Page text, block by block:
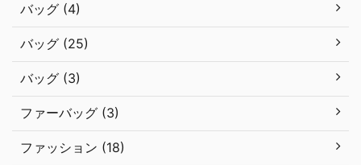
バッグ (4)
バッグ (25)
バッグ (3)
ファーバッグ (3)
ファッション (18)